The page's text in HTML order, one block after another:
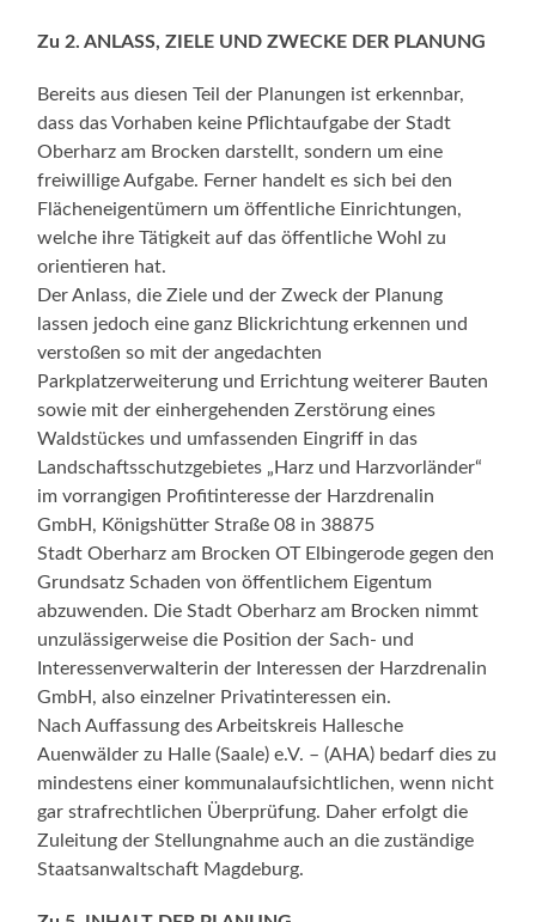
Zu 2. ANLASS, ZIELE UND ZWECKE DER PLANUNG
Bereits aus diesen Teil der Planungen ist erkennbar,
dass das Vorhaben keine Pflichtaufgabe der Stadt
Oberharz am Brocken darstellt, sondern um eine
freiwillige Aufgabe. Ferner handelt es sich bei den
Flächeneigentümern um öffentliche Einrichtungen,
welche ihre Tätigkeit auf das öffentliche Wohl zu
orientieren hat.
Der Anlass, die Ziele und der Zweck der Planung
lassen jedoch eine ganz Blickrichtung erkennen und
verstoßen so mit der angedachten
Parkplatzerweiterung und Errichtung weiterer Bauten
sowie mit der einhergehenden Zerstörung eines
Waldstückes und umfassenden Eingriff in das
Landschaftsschutzgebietes „Harz und Harzvorländer“
im vorrangigen Profitinteresse der Harzdrenalin
GmbH, Königshütter Straße 08 in 38875
Stadt Oberharz am Brocken OT Elbingerode gegen den
Grundsatz Schaden von öffentlichem Eigentum
abzuwenden. Die Stadt Oberharz am Brocken nimmt
unzulässigerweise die Position der Sach- und
Interessenverwalterin der Interessen der Harzdrenalin
GmbH, also einzelner Privatinteressen ein.
Nach Auffassung des Arbeitskreis Hallesche
Auenwälder zu Halle (Saale) e.V. – (AHA) bedarf dies zu
mindestens einer kommunalaufsichtlichen, wenn nicht
gar strafrechtlichen Überprüfung. Daher erfolgt die
Zuleitung der Stellungnahme auch an die zuständige
Staatsanwaltschaft Magdeburg.